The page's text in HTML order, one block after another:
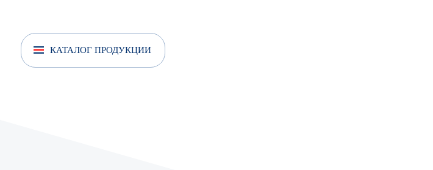
КАТАЛОГ ПРОДУКЦИИ